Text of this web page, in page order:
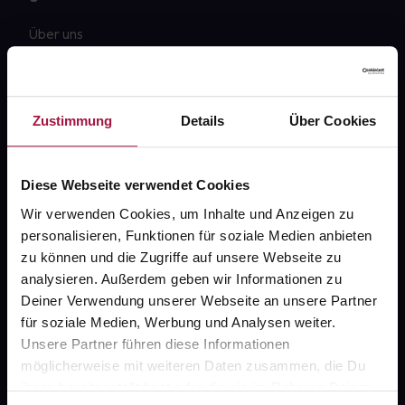
Zustimmung Details Über Cookies
Diese Webseite verwendet Cookies
Wir verwenden Cookies, um Inhalte und Anzeigen zu
personalisieren, Funktionen für soziale Medien anbieten
zu können und die Zugriffe auf unsere Webseite zu
analysieren. Außerdem geben wir Informationen zu
Deiner Verwendung unserer Webseite an unsere Partner
für soziale Medien, Werbung und Analysen weiter.
Unsere Partner führen diese Informationen
möglicherweise mit weiteren Daten zusammen, die Du
ihnen bereitgestellt hast oder die sie im Rahmen Deiner
Über uns
Newsletter
Sanitätshäuser
AGB
Impressum